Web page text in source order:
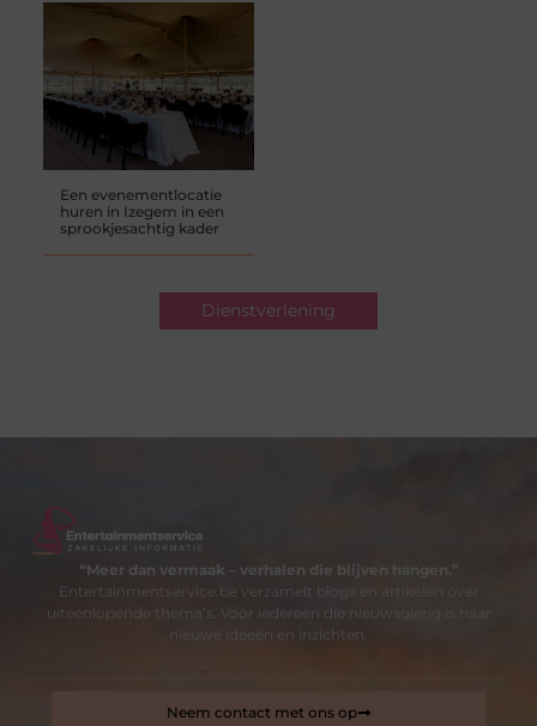
Een evenementlocatie
huren in Izegem in een
sprookjesachtig kader
Dienstverlening
“Meer dan vermaak – verhalen die blijven hangen.”
Entertainmentservice.be verzamelt blogs en artikelen over
uiteenlopende thema’s. Voor iedereen die nieuwsgierig is naar
nieuwe ideeën en inzichten.
Neem contact met ons op